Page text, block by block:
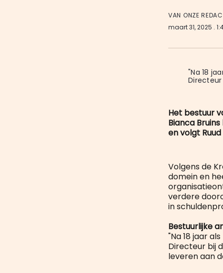
VAN ONZE
maart 31, 2025 .
"Na 18
Het bestuur
Bianca
en volgt
Volgens de
domein en
verdere
in
Bestuurlijke
"Na 18 jaar
Directeur bij
leveren aan